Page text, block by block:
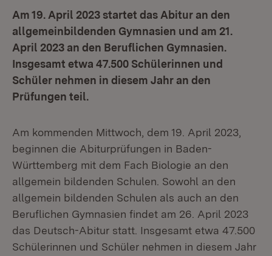
Am 19. April 2023 startet das Abitur an den
allgemeinbildenden Gymnasien und am 21.
April 2023 an den Beruflichen Gymnasien.
Insgesamt etwa 47.500 Schülerinnen und
Schüler nehmen in diesem Jahr an den
Prüfungen teil.
Am kommenden Mittwoch, dem 19. April 2023,
beginnen die Abiturprüfungen in Baden-
Württemberg mit dem Fach Biologie an den
allgemein bildenden Schulen. Sowohl an den
allgemein bildenden Schulen als auch an den
Beruflichen Gymnasien findet am 26. April 2023
das Deutsch-Abitur statt. Insgesamt etwa 47.500
Schülerinnen und Schüler nehmen in diesem Jahr